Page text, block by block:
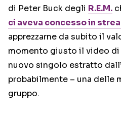
di Peter Buck degli R.E.M.
ci aveva concesso in
apprezzarne da subito il
momento giusto il video di
nuovo singolo estratto
probabilmente – una delle
gruppo.